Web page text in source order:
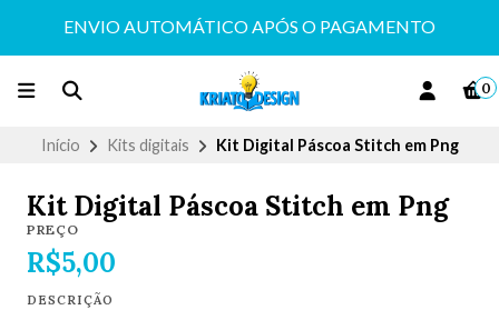
ENVIO AUTOMÁTICO APÓS O PAGAMENTO
0
Início Kits digitais Kit Digital Páscoa Stitch em Png
Kit Digital Páscoa Stitch em Png
PREÇO
R$5,00
DESCRIÇÃO